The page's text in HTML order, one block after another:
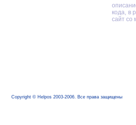
кода, в
сайт со
Copyright © Helpos 2003-2006. Все права защищены